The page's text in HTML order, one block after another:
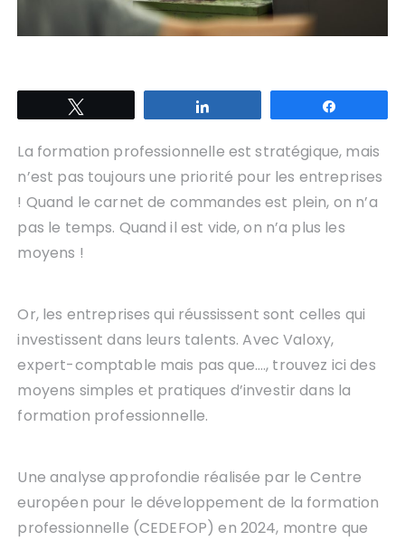
La formation professionnelle est stratégique, mais
n’est pas toujours une priorité pour les entreprises
! Quand le carnet de commandes est plein, on n’a
pas le temps. Quand il est vide, on n’a plus les
moyens !
Or, les entreprises qui réussissent sont celles qui
investissent dans leurs talents. Avec Valoxy,
expert-comptable mais pas que…., trouvez ici des
moyens simples et pratiques d’investir dans la
formation professionnelle.
Une analyse approfondie réalisée par le Centre
européen pour le développement de la formation
professionnelle (CEDEFOP) en 2024, montre que